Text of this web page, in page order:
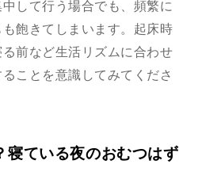
して行う場合でも、頻繁に
飽きてしまいます。起床時
前など生活リズムに合わせ
ことを意識してみてくださ
寝ている夜のおむつはず